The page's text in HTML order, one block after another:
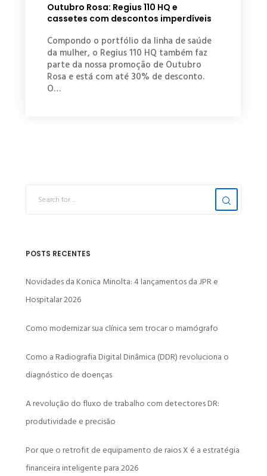
Outubro Rosa: Regius 110 HQ e
cassetes com descontos imperdíveis
Compondo o portfólio da linha de saúde
da mulher, o Regius 110 HQ também faz
parte da nossa promoção de Outubro
Rosa e está com até 30% de desconto.
O…
POSTS RECENTES
Novidades da Konica Minolta: 4 lançamentos da JPR e
Hospitalar 2026
Como modernizar sua clínica sem trocar o mamógrafo
Como a Radiografia Digital Dinâmica (DDR) revoluciona o
diagnóstico de doenças
A revolução do fluxo de trabalho com detectores DR:
produtividade e precisão
Por que o retrofit de equipamento de raios X é a estratégia
financeira inteligente para 2026